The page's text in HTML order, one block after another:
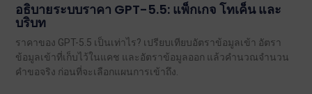
อธิบายระบบราคา GPT-5.5: แพ็กเกจ โทเค็น และ
บริบท
ราคาของ GPT-5.5 เป็นเท่าไร? เปรียบเทียบอัตราข้อมูลเข้า อัตรา
ข้อมูลเข้าที่เก็บไว้ในแคช และอัตราข้อมูลออก แล้วคำนวณจำนวน
คำขอจริง ก่อนที่จะเลือกแผนการเข้าถึง.